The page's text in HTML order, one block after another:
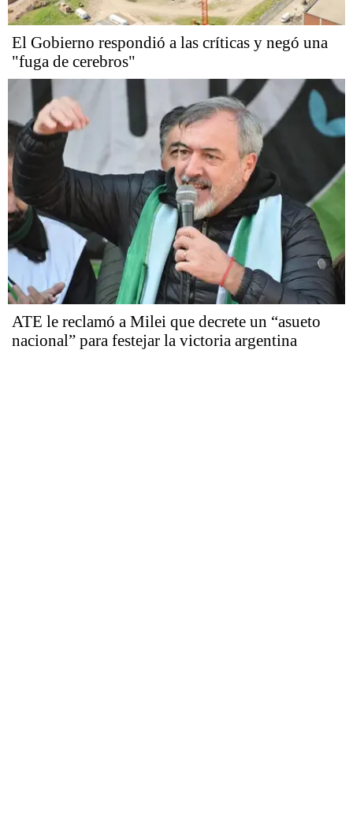
El Gobierno respondió a las críticas y negó una
"fuga de cerebros"
ATE le reclamó a Milei que decrete un “asueto
nacional” para festejar la victoria argentina